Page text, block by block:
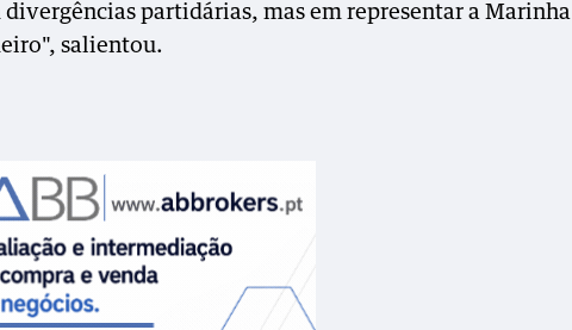
partidárias, mas em representar a Marinha
salientou.